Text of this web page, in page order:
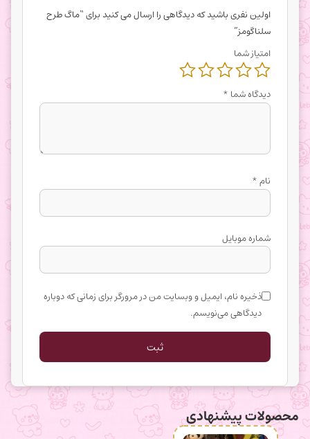
اولین نفری باشید که دیدگاهی را ارسال می کنید برای “ماگ طرح
سلناگومز”
امتیاز شما
دیدگاه شما *
نام*
شماره موبایل
ذخیره نام، ایمیل و وبسایت من در مرورگر برای زمانی که دوباره
دیدگاهی می‌نویسم.
محصولات پیشنهادی